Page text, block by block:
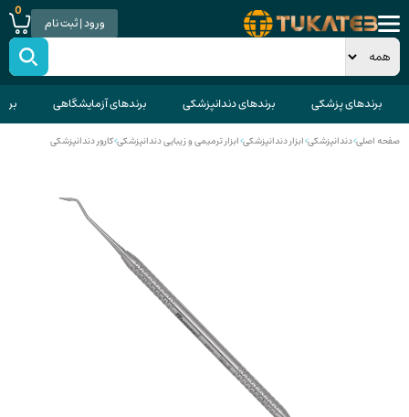
ورود | ثبت نام
0
برندهای پزشکی برندهای دندانپزشکی برندهای آزمایشگاهی
صفحه اصلی>دندانپزشکی>ابزار دندانپزشکی>ابزار ترمیمی و زیبایی دندانپزشکی>کارور دندانپزشکی